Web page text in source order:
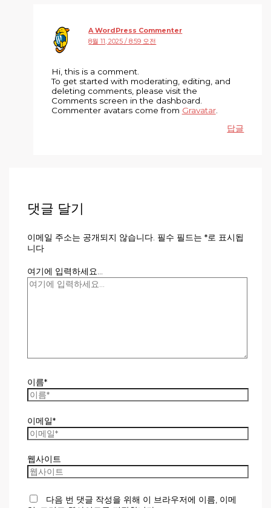
A WordPress Commenter
8월 11, 2025 / 8:59 오전
Hi, this is a comment.
To get started with moderating, editing, and
deleting comments, please visit the
Comments screen in the dashboard.
Commenter avatars come from Gravatar.
답글
댓글 달기
이메일 주소는 공개되지 않습니다. 필수 필드는 *로 표시됩
니다
여기에 입력하세요...
이름*
이메일*
웹사이트
다음 번 댓글 작성을 위해 이 브라우저에 이름, 이메